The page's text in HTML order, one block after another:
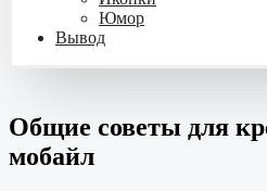
Юмор
Вывод
Общие советы для
мобайл